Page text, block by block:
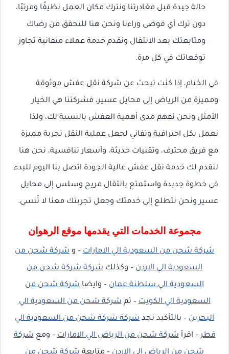
حالة جيدة قبل مغادرتنا ونترك مكان العمل نظيفًا ومرتبًا،
دون ترك أي فوضى وراءنا ونحن هنا للتحقق من رضاك
ومتابعتك بعد الانتقال ونقدم خدمة عملاء متفانية تجاوز
توقعاتك في كل مرة.
في الختام، إذا كنت تبحث عن شركة نقل عفش موثوقة
ومميزة من الرياض إلى محايل عسير، فشركتنا هي الخيار
الأمثل ونحن نفهم مدى أهمية العفش بالنسبة لك، ولذا
نعمل بكل احترافية وتفاني لجعل عملية النقل تجربة مميزة
مع فريق محترف، وتقنيات حديثة، وأسعار تنافسية، نحن هنا
لنقدم لك خدمة نقل عفش عالية الجودة اتصل بنا اليوم للبدء
في خطوة جديدة واستمتع بانتقال مريح وسلس إلى محايل
عسير ونحن نتطلع إلى خدمتك وجعل تجربتك معنا لا تُنسى.
مجموعة الخدمات التي يقدمها موقع الرهوان
شركة شحن من السعودية الي الامارات – و شركة شحن من
السعودية الي الاردن – وكذلك شركة شركة شحن من
السعودية الي سلطنة عمان – وايضا شركة شحن من
السعودية الي الكويت– ثمشركة شحن من السعودية الي
البحرين – بالتأكيد نجد شركة شركة شحن من السعودية الي
قطر – اقرأشركة شحن من الرياض الي الامارات– ومعشركة
شحن من الرياض الي الاردن – متابعة شركة شحن من